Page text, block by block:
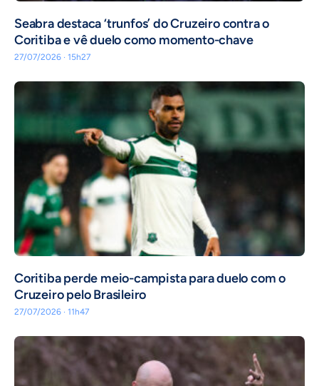
Seabra destaca ‘trunfos’ do Cruzeiro contra o
Coritiba e vê duelo como momento-chave
27/07/2026 · 15h27
Coritiba perde meio-campista para duelo com o
Cruzeiro pelo Brasileiro
27/07/2026 · 11h47